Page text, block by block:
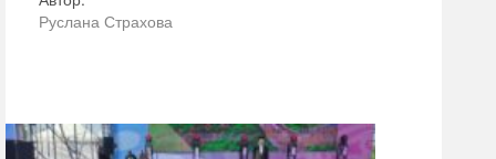
Руслана Страхова